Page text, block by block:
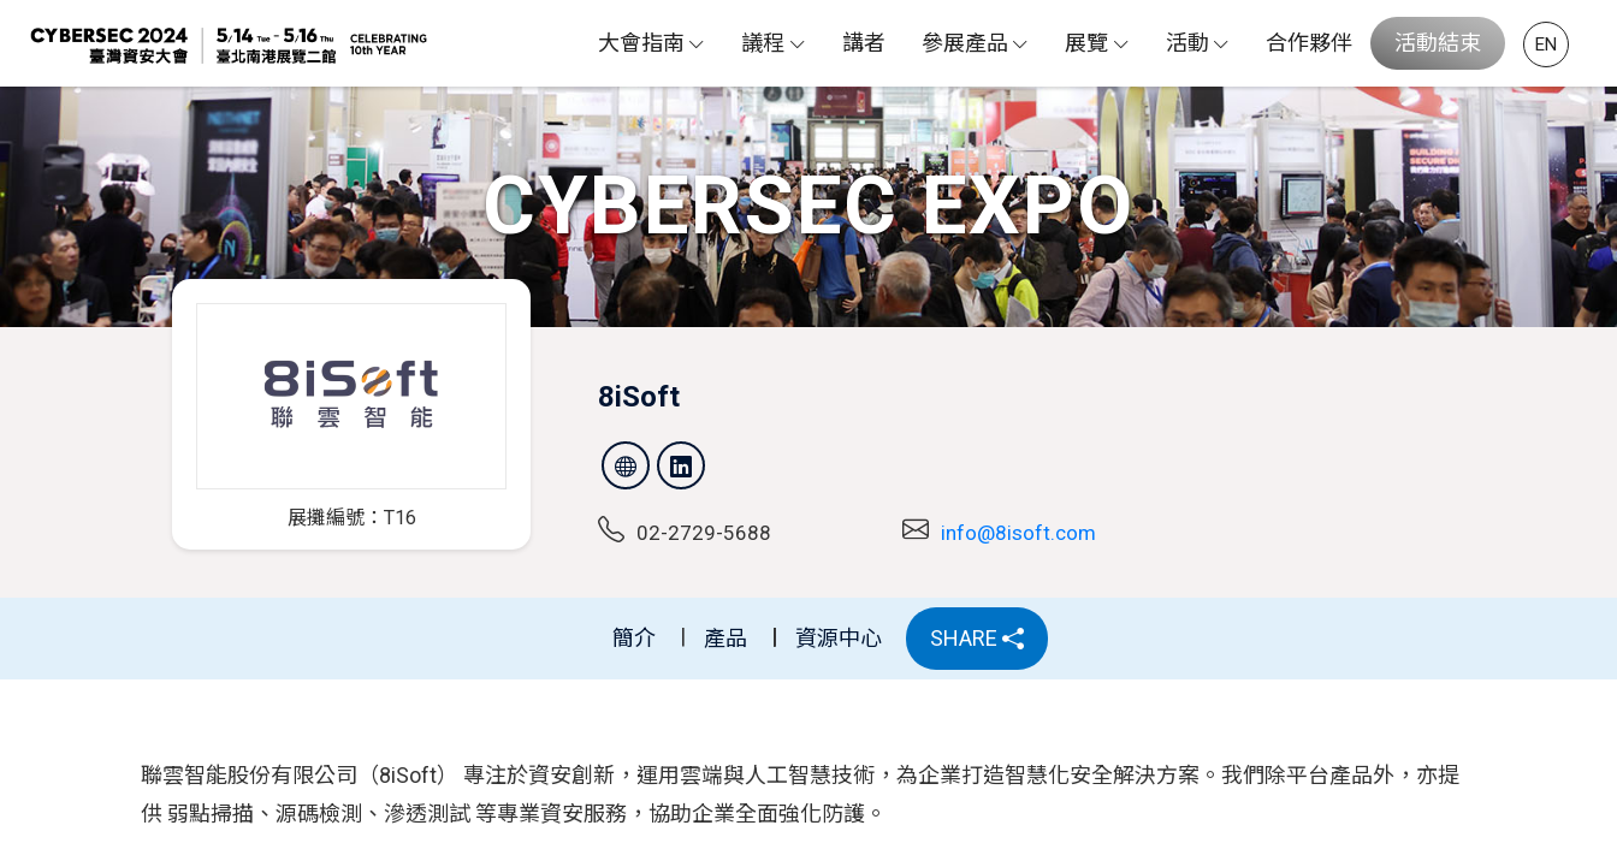
大會指南 議程 講者 參展產品 展覽 活動 合作夥伴 活動結束 EN
CYBERSEC EXPO
展攤編號：T16
8iSoft
02-2729-5688 info@8isoft.com
簡介 產品 資源中心 SHARE
聯雲智能股份有限公司（8iSoft） 專注於資安創新，運用雲端與人工智慧技術，為企業打造智慧化安全解決方案。我們除平台產品外，亦提
供 弱點掃描、源碼檢測、滲透測試 等專業資安服務，協助企業全面強化防護。